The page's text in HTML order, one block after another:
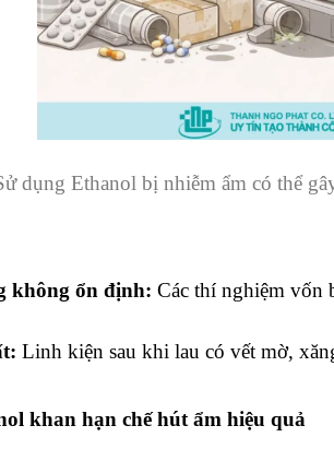
dụng Ethanol bị nhiễm ẩm có thể
không ổn định: Các thí nghiệm vốn
Linh kiện sau khi lau có vết mờ,
khan hạn chế hút ẩm hiệu quả